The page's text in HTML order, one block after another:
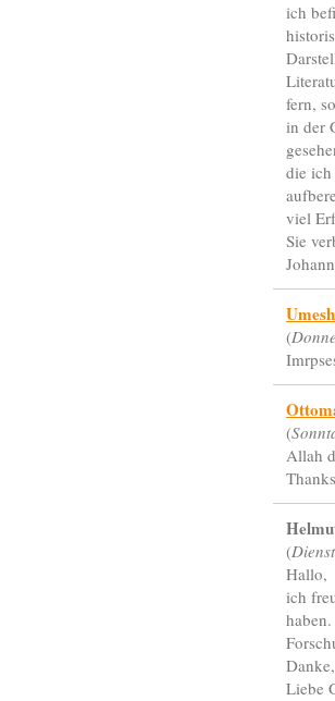
ich
fern,
in der
die
viel
Sie
Umesh
(
(
Allah
(
Hallo,
ich
Liebe